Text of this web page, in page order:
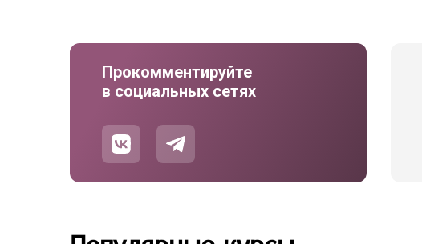
Прокомментируйте
в социальных сетях